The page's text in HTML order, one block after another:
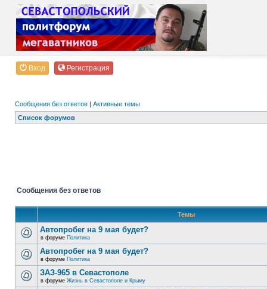
Вход Регистрация
Сообщения без ответов | Активные темы
Список форумов
Сообщения без ответов
Темы
Автопробег на 9 мая будет?
в форуме Политика
Автопробег на 9 мая будет?
в форуме Политика
ЗАЗ-965 в Севастополе
в форуме Жизнь в Севастополе и Крыму